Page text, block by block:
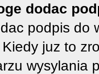
dodac
podpis do
juz to
wysylania